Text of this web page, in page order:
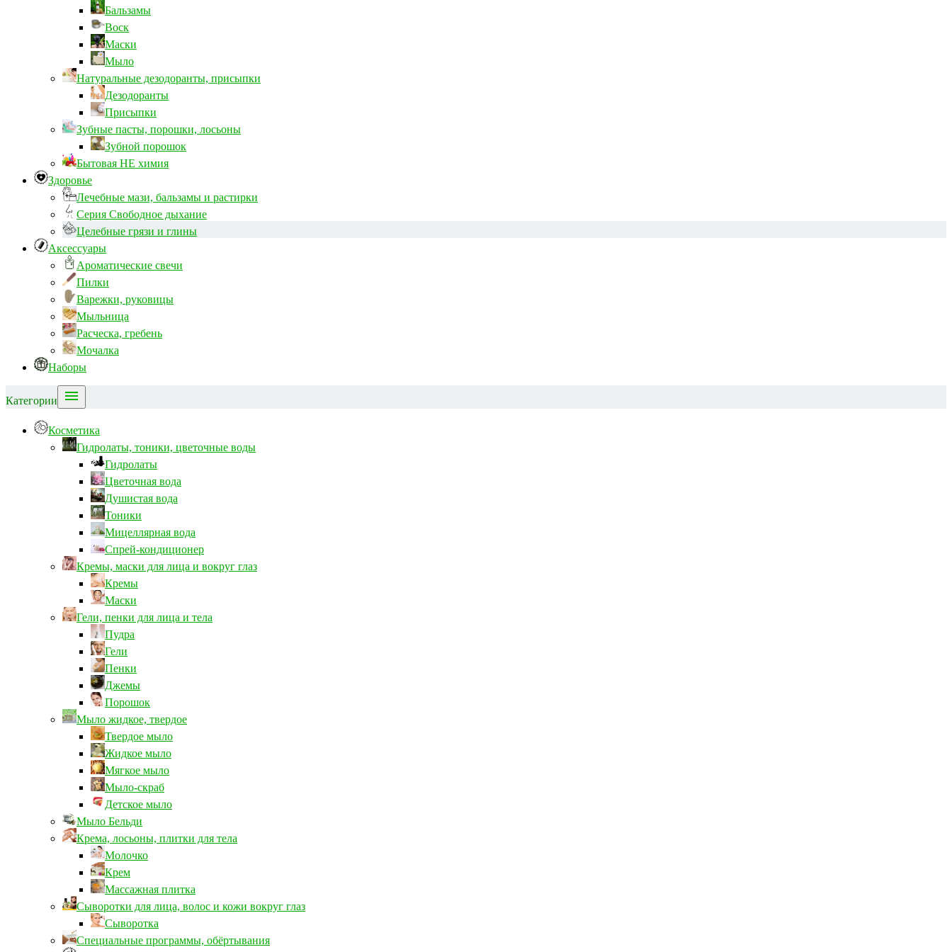
Бальзамы
Воск
Маски
Мыло
Натуральные дезодоранты, присыпки
Дезодоранты
Присыпки
Зубные пасты, порошки, лосьоны
Зубной порошок
Бытовая НЕ химия
Здоровье
Лечебные мази, бальзамы и растирки
Серия Свободное дыхание
Целебные грязи и глины
Аксессуары
Ароматические свечи
Пилки
Варежки, руковицы
Мыльница
Расческа, гребень
Мочалка
Наборы
Категории 
Косметика
Гидролаты, тоники, цветочные воды
Гидролаты
Цветочная вода
Душистая вода
Тоники
Мицеллярная вода
Спрей-кондиционер
Кремы, маски для лица и вокруг глаз
Кремы
Маски
Гели, пенки для лица и тела
Пудра
Гели
Пенки
Джемы
Порошок
Мыло жидкое, твердое
Твердое мыло
Жидкое мыло
Мягкое мыло
Мыло-скраб
Детское мыло
Мыло Бельди
Крема, лосьоны, плитки для тела
Молочко
Крем
Массажная плитка
Сыворотки для лица, волос и кожи вокруг глаз
Сыворотка
Специальные программы, обёртывания